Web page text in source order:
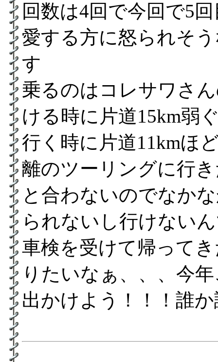
回数は4回で今回で5
愛する方に怒られそ
す
乗るのはコレサワさ
ける時に片道15km弱
行く時に片道11kmほ
離のツーリングに行
と合わないのでなか
られないし行けない
車検を受けて帰って
りたいなぁ、、、今
出かけよう！！！誰